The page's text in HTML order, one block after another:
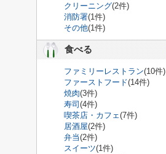
クリーニング(2件)
消防署(1件)
その他(1件)
食べる
ファミリーレストラン(10件)
ファーストフード(14件)
焼肉(3件)
寿司 (4件)
喫茶店・カフェ(7件)
居酒屋(2件)
弁当(2件)
スイーツ(1件)